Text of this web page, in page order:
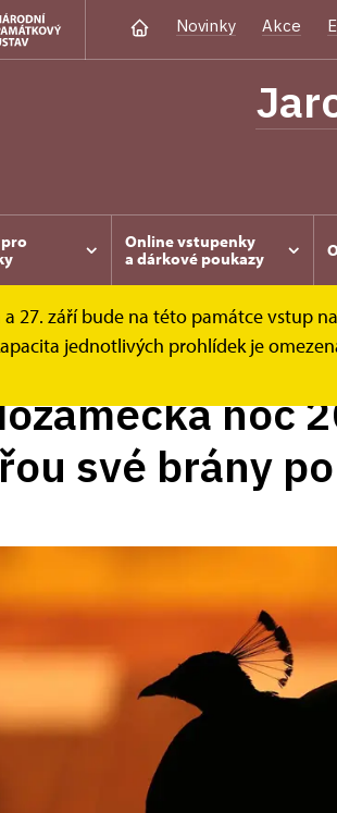
Novinky Akce
Online vstupenky
a dárkové poukazy
a 27. září bude na této památce vstup
jednotlivých prohlídek je
Rokytnou Zprávy
noc
své brány